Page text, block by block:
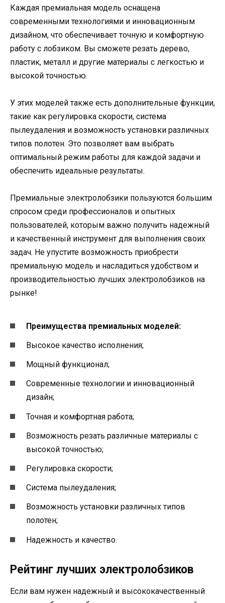
Каждая премиальная модель оснащена
современными технологиями и инновационным
дизайном, что обеспечивает точную и комфортную
работу с лобзиком. Вы сможете резать дерево,
пластик, металл и другие материалы с легкостью и
высокой точностью.
У этих моделей также есть дополнительные функции,
такие как регулировка скорости, система
пылеудаления и возможность установки различных
типов полотен. Это позволяет вам выбрать
оптимальный режим работы для каждой задачи и
обеспечить идеальные результаты.
Премиальные электролобзики пользуются большим
спросом среди профессионалов и опытных
пользователей, которым важно получить надежный
и качественный инструмент для выполнения своих
задач. Не упустите возможность приобрести
премиальную модель и насладиться удобством и
производительностью лучших электролобзиков на
рынке!
Преимущества премиальных моделей:
Высокое качество исполнения;
Мощный функционал;
Современные технологии и инновационный
дизайн;
Точная и комфортная работа;
Возможность резать различные материалы с
высокой точностью;
Регулировка скорости;
Система пылеудаления;
Возможность установки различных типов
полотен;
Надежность и качество.
Рейтинг лучших электролобзиков
Если вам нужен надежный и высококачественный